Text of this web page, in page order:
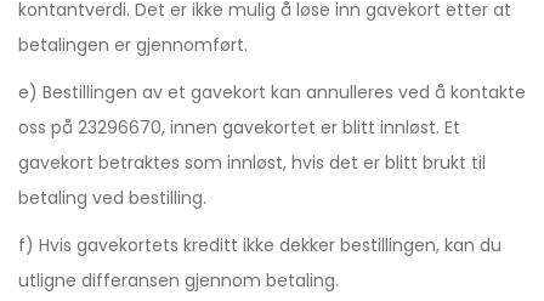
kontantverdi. Det er ikke mulig å løse inn gavekort etter at
betalingen er gjennomført.
e) Bestillingen av et gavekort kan annulleres ved å kontakte
oss på 23296670, innen gavekortet er blitt innløst. Et
gavekort betraktes som innløst, hvis det er blitt brukt til
betaling ved bestilling.
f) Hvis gavekortets kreditt ikke dekker bestillingen, kan du
utligne differansen gjennom betaling.